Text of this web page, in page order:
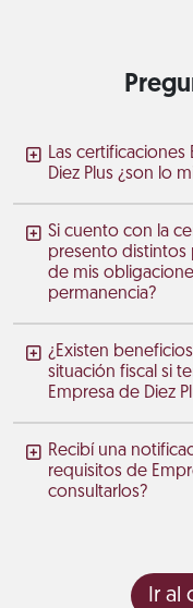
Las certificaciones
Diez Plus ¿son lo
Si cuento con la
presento distintos
de mis
permanencia?
¿Existen
situación fiscal si
Empresa de Diez
Recibí una
requisitos de
consultarlos?
Ir al